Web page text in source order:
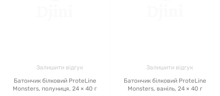
Залишити відгук
Батончик білковий ProteLine
Monsters, полуниця, 24 × 40 г
Залишити відгук
Батончик білковий ProteLine
Monsters, ваніль, 24 × 40 г